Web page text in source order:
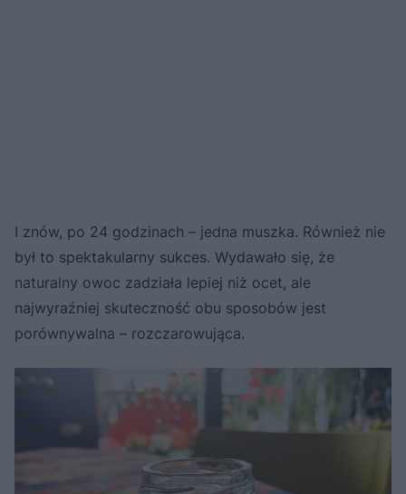
I znów, po 24 godzinach – jedna muszka. Również nie
był to spektakularny sukces. Wydawało się, że
naturalny owoc zadziała lepiej niż ocet, ale
najwyraźniej skuteczność obu sposobów jest
porównywalna – rozczarowująca.